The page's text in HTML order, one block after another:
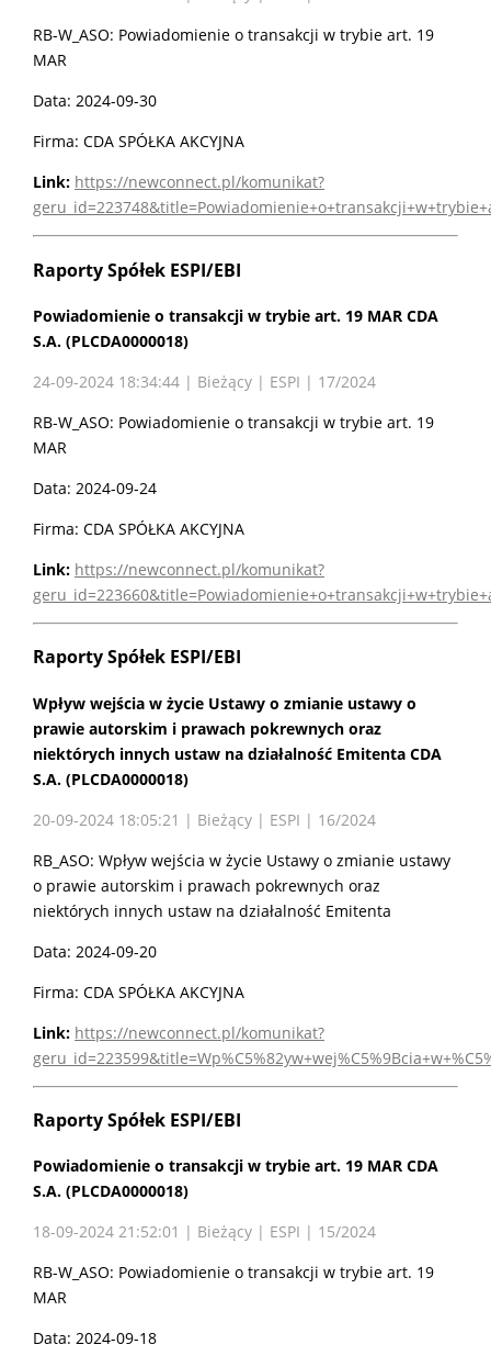
RB-W_ASO: Powiadomienie o transakcji w trybie art. 19
MAR
Data: 2024-09-30
Firma: CDA SPÓŁKA AKCYJNA
Link: https://newconnect.pl/komunikat?
Raporty Spółek ESPI/EBI
Powiadomienie o transakcji w trybie art. 19 MAR CDA
S.A. (PLCDA0000018)
24-09-2024 18:34:44 | Bieżący | ESPI | 17/2024
RB-W_ASO: Powiadomienie o transakcji w trybie art. 19
MAR
Data: 2024-09-24
Firma: CDA SPÓŁKA AKCYJNA
Link: https://newconnect.pl/komunikat?
Raporty Spółek ESPI/EBI
Wpływ wejścia w życie Ustawy o zmianie ustawy o
prawie autorskim i prawach pokrewnych oraz
niektórych innych ustaw na działalność Emitenta CDA
S.A. (PLCDA0000018)
20-09-2024 18:05:21 | Bieżący | ESPI | 16/2024
RB_ASO: Wpływ wejścia w życie Ustawy o zmianie ustawy
o prawie autorskim i prawach pokrewnych oraz
niektórych innych ustaw na działalność Emitenta
Data: 2024-09-20
Firma: CDA SPÓŁKA AKCYJNA
Link: https://newconnect.pl/komunikat?
Raporty Spółek ESPI/EBI
Powiadomienie o transakcji w trybie art. 19 MAR CDA
S.A. (PLCDA0000018)
18-09-2024 21:52:01 | Bieżący | ESPI | 15/2024
RB-W_ASO: Powiadomienie o transakcji w trybie art. 19
MAR
Data: 2024-09-18